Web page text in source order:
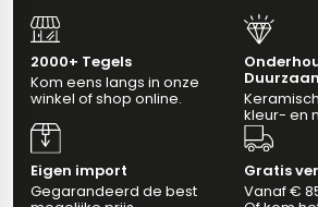
2000+ Tegels
Kom eens langs in onze
winkel of shop online.
kleur- en
Eigen import
Gegarandeerd de best
Gratis
Vanaf €